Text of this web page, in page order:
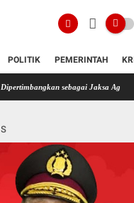
POLITIK PEMERINTAH
sebagai Jaksa Agung